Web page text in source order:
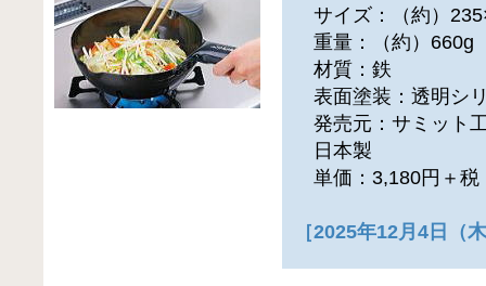
サイズ：（約）
重量：（約）660g
材質：鉄
表面塗装：透明シ
発売元：サミット
日本製
単価：3,180円＋税
［2025年12月4日（